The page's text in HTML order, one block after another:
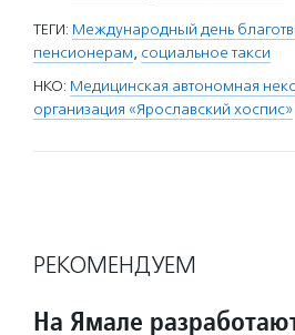
ТЕГИ: Международный день
пенсионерам, социальное такси
НКО: Медицинская автономная
организация «Ярославский хоспис»
РЕКОМЕНДУЕМ
На Ямале